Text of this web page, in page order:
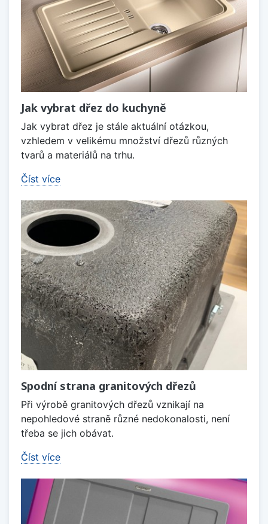
Jak vybrat dřez do kuchyně
Jak vybrat dřez je stále aktuální otázkou,
vzhledem v velikému množství dřezů různých
tvarů a materiálů na trhu.
Číst více
Spodní strana granitových dřezů
Při výrobě granitových dřezů vznikají na
nepohledové straně různé nedokonalosti, není
třeba se jich obávat.
Číst více